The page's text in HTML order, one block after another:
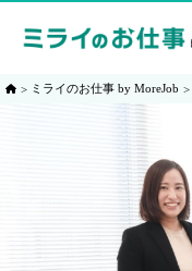
ミライのお仕事 by MoreJob